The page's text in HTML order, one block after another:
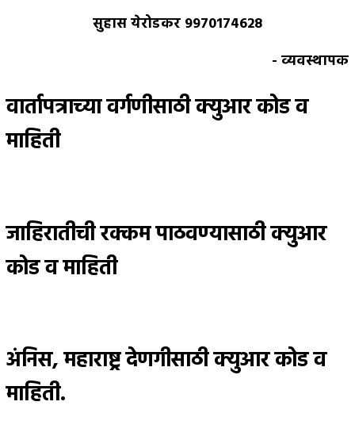
सुहास येरोडकर 9970174628
- व्यवस्थापक
वार्तापत्राच्या वर्गणीसाठी क्युआर कोड व
माहिती
जाहिरातीची रक्कम पाठवण्यासाठी क्युआर
कोड व माहिती
अंनिस, महाराष्ट्र देणगीसाठी क्युआर कोड व
माहिती.